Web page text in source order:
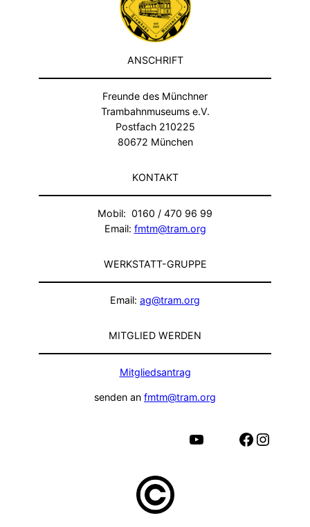
ANSCHRIFT
Freunde des Münchner
Trambahnmuseums e.V.
Postfach 210225
80672 München
KONTAKT
Mobil: 0160 / 470 96 99
Email: fmtm@tram.org
WERKSTATT-GRUPPE
Email: ag@tram.org
MITGLIED WERDEN
Mitgliedsantrag
senden an fmtm@tram.org
Facebook Instagram
YouTube